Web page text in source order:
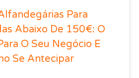
Para
Abaixo De 150€: O
O Seu Negócio E
Se Antecipar